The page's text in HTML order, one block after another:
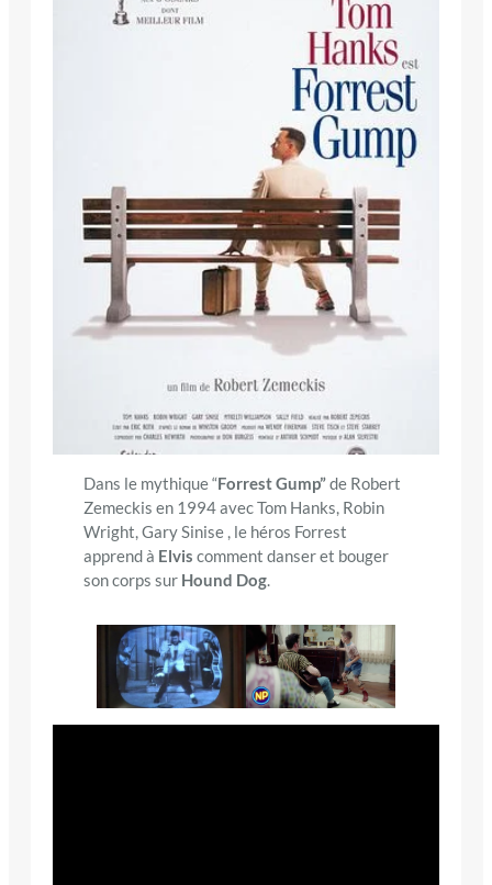
Dans le mythique “Forrest Gump”de Robert
Zemeckis en 1994 avec Tom Hanks, Robin
Wright, Gary Sinise , le héros Forrest
apprend à Elvis comment danser et bouger
son corps sur Hound Dog.